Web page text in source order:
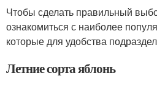
Чтобы сделать правильный
ознакомиться с наиболее
которые для удобства
Летние сорта яблонь